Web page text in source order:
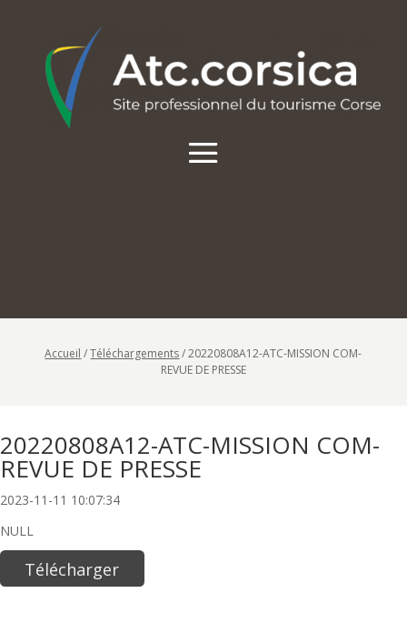
Accueil /Téléchargements/20220808A12-ATC-MISSION COM-
REVUE DE PRESSE
20220808A12-ATC-MISSION COM-
REVUE DE PRESSE
2023-11-11 10:07:34
NULL
Télécharger